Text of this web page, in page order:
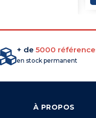
+ de 5000
en stock permanent
À PROPOS